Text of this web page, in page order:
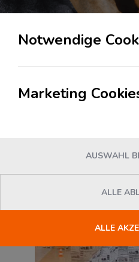
der Branche
Notwendige
Marketing
AUSWAHL
ALLE
ALLE